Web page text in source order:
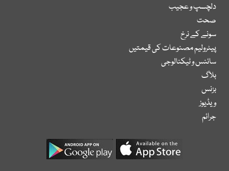
دلچسپ و عجیب
صحت
سونے کے نرخ
پیٹرولیم مصنوعات کی قیمتیں
سائنس و ٹیکنالوجی
بلاگ
بزنس
ویڈیوز
جرائم